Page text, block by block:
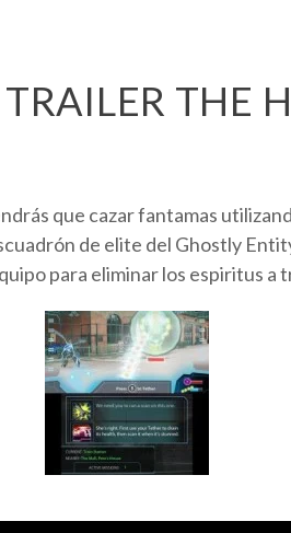
THE
que cazar fantamas
de elite del Ghostly
para eliminar los espiritus a